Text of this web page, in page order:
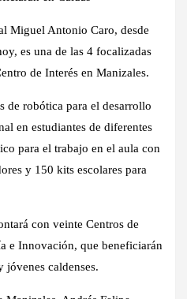
Miguel Antonio Caro, desde
es una de las 4 focalizadas
de Interés en Manizales.
de robótica para el desarrollo
en estudiantes de diferentes
para el trabajo en el aula con
y 150 kits escolares para
con veinte Centros de
e Innovación, que beneficiarán
jóvenes caldenses.